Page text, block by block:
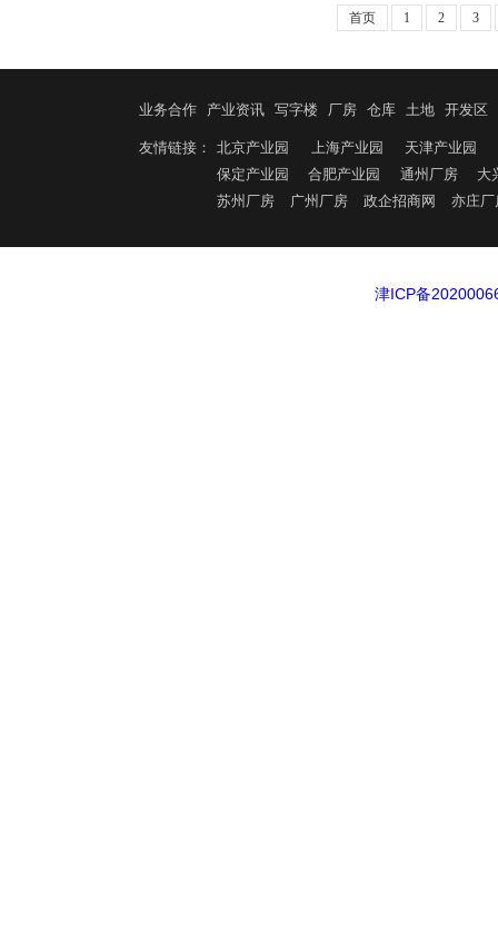
首页 1 2 3
业务合作 产业资讯 写字楼 厂房 仓库 土地 开发区
友情链接： 北京产业园 上海产业园
天津产业园
保定产业园
合肥产业园 通州厂房
大
苏州厂房
广州厂房 政企招商网 亦庄厂
津ICP备